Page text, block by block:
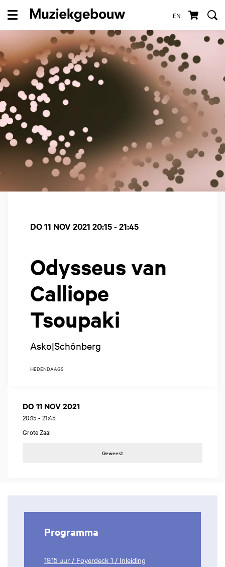
EN
Menu
Odysseus van
Calliope
Tsoupaki
Asko|Schönberg
DO 11 NOV 2021 20:15 - 21:45
HEDENDAAGS
DO 11 NOV 2021
20:15 - 21:45
Grote Zaal
Geweest
Programma
19.15 uur / Foyerdeck 1 / Inleiding